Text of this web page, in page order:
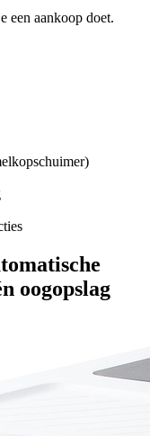
een aankoop doet.
oogopslag